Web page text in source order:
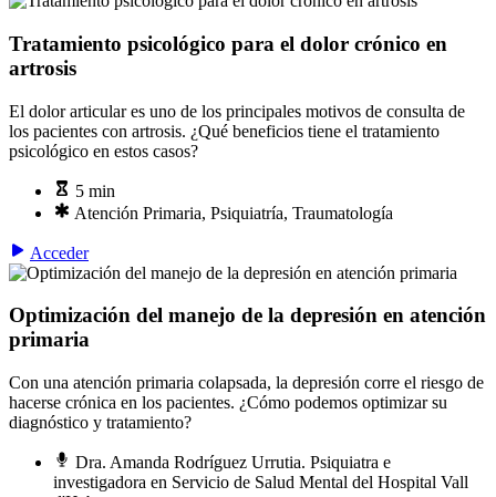
Tratamiento psicológico para el dolor crónico en
artrosis
El dolor articular es uno de los principales motivos de consulta de
los pacientes con artrosis. ¿Qué beneficios tiene el tratamiento
psicológico en estos casos?
5 min
Atención Primaria, Psiquiatría, Traumatología
Acceder
Optimización del manejo de la depresión en atención
primaria
Con una atención primaria colapsada, la depresión corre el riesgo de
hacerse crónica en los pacientes. ¿Cómo podemos optimizar su
diagnóstico y tratamiento?
Dra. Amanda Rodríguez Urrutia. Psiquiatra e
investigadora en Servicio de Salud Mental del Hospital Vall